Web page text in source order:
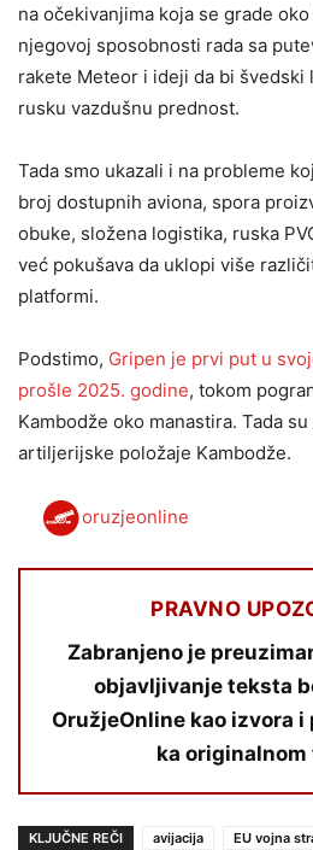
na očekivanjima koja se grade
njegovoj sposobnosti rada sa
rakete Meteor i ideji da bi švedski
rusku vazdušnu prednost.
Tada smo ukazali i na probleme
broj dostupnih aviona, spora
obuke, složena logistika, ruska
već pokušava da uklopi više
platformi.
Podstimo, Gripen je prvi put u
prošle 2025. godine, tokom
Kambodže oko manastira. Tada
artiljerijske položaje Kambodže.
oruzjeonline
PRAVNO
Zabranjeno je
objavljivanje teksta
OružjeOnline kao izvora
ka
KLJUČNE REČI avijacija EU vojna